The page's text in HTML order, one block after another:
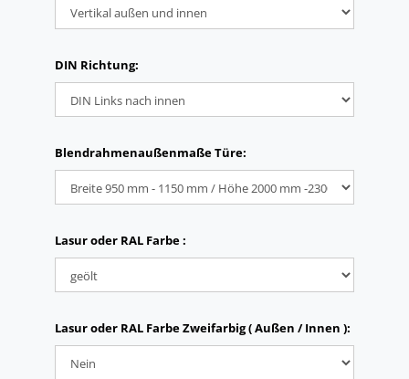
DIN Richtung:
Blendrahmenaußenmaße Türe:
Lasur oder RAL Farbe :
Lasur oder RAL Farbe Zweifarbig ( Außen / Innen ):